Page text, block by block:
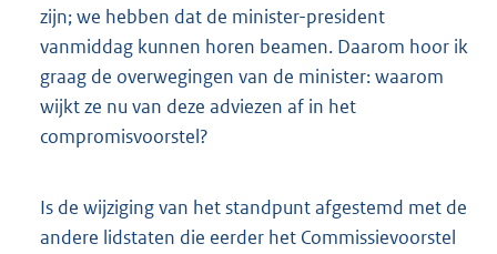
zijn; we hebben dat de minister-president
vanmiddag kunnen horen beamen. Daarom hoor ik
graag de overwegingen van de minister: waarom
wijkt ze nu van deze adviezen af in het
compromisvoorstel?
Is de wijziging van het standpunt afgestemd met de
andere lidstaten die eerder het Commissievoorstel